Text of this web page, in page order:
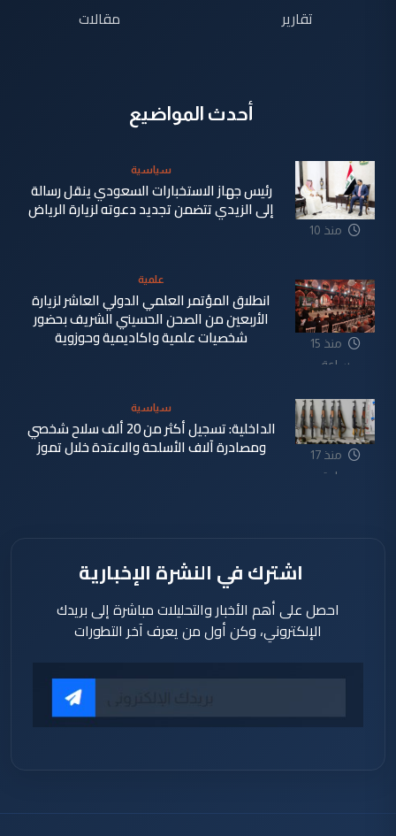
تقارير
مقالات
أحدث المواضيع
منذ 10
سياسية
رئيس جهاز الاستخبارات السعودي ينقل رسالة
إلى الزيدي تتضمن تجديد دعوته لزيارة الرياض
منذ 15
ساعة
علمية
انطلاق المؤتمر العلمي الدولي العاشر لزيارة
الأربعين من الصحن الحسيني الشريف بحضور
شخصيات علمية واكاديمية وحوزوية
منذ 17
ساعة
سياسية
الداخلية: تسجيل أكثر من 20 ألف سلاح شخصي
ومصادرة آلاف الأسلحة والاعتدة خلال تموز
اشترك في النشرة الإخبارية
احصل على أهم الأخبار والتحليلات مباشرة إلى بريدك
الإلكتروني، وكن أول من يعرف آخر التطورات